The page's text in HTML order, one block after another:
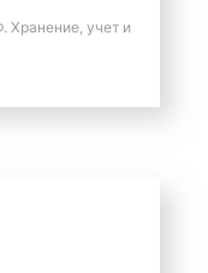
Хранение, учет и